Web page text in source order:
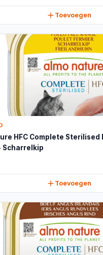
Toevoegen
HFC Complete
Scharrelkip
Toevoegen